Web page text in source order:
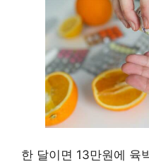
한 달이면 13만원에 육